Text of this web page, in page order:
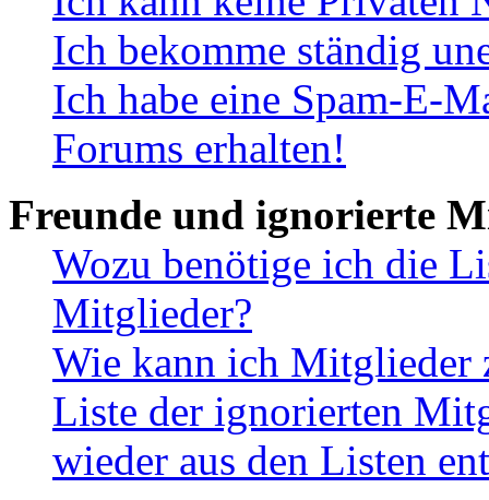
Ich bekomme ständig
Ich habe eine Spam-E-
Forums erhalten!
Freunde und ignorierte
Wozu benötige ich die
Mitglieder?
Wie kann ich Mitglieder
Liste der ignorierten
wieder aus den Listen